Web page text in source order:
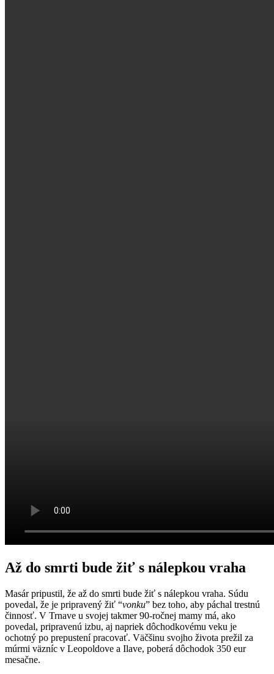
Až do smrti bude žiť s nálepkou vraha
Masár pripustil, že až do smrti bude žiť s nálepkou vraha. Súdu
povedal, že je pripravený žiť “vonku” bez toho, aby páchal trestnú
činnosť. V Trnave u svojej takmer 90-ročnej mamy má, ako
povedal, pripravenú izbu, aj napriek dôchodkovému veku je
ochotný po prepustení pracovať. Väčšinu svojho života prežil za
múrmi väzníc v Leopoldove a Ilave, poberá dôchodok 350 eur
mesačne.